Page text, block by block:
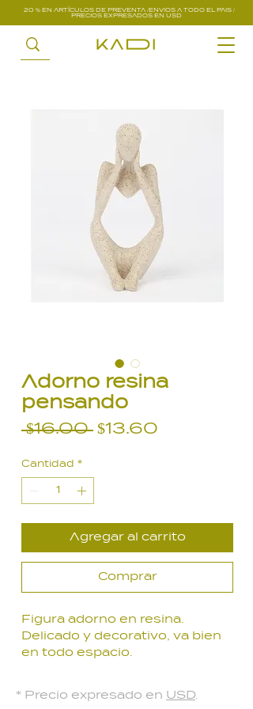
20 % EN ARTÍCULOS DE PREVENTA /ENVIOS A TODO EL PAIS /
PRECIOS EXPRESADOS EN USD
Adorno resina
pensando
$16.00 Precio
$13.60
Cantidad *
Agregar al carrito
Comprar
Figura adorno en resina.
Delicado y decorativo, va bien
en todo espacio.
* Precio expresado en USD.